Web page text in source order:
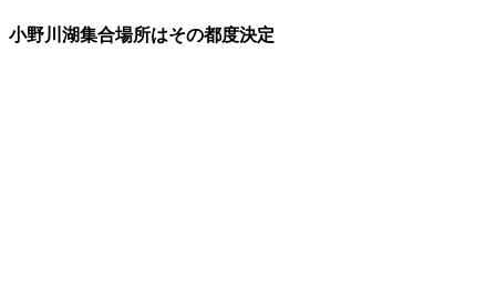
小野川湖集合場所はその都度決定